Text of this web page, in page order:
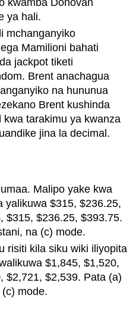
ya hali.
mchanganyiko
Mamilioni bahati
jackpot tiketi
Brent anachagua
na hununua
Brent kushinda
tarakimu ya kwanza
jina la decimal.
Malipo yake kwa
yalikuwa $315, $236.25,
$315, $236.25, $393.75.
na (c) mode.
risiti kila siku wiki iliyopita
$1,845, $1,520,
$2,721, $2,539. Pata (a)
mode.